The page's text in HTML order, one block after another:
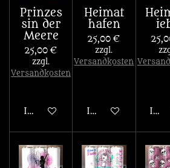
Prinzes
sin der
Meere
25,00 €
zzgl.
Versandkosten
In den Warenkorb
Heimat
hafen
25,00 €
zzgl.
Versandkosten
In den Warenkorb
In